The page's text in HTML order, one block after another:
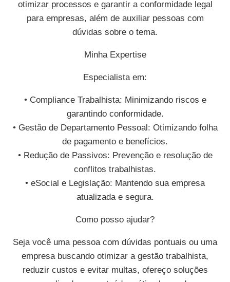
otimizar processos e garantir a conformidade legal
para empresas, além de auxiliar pessoas com
dúvidas sobre o tema.
Minha Expertise
Especialista em:
• Compliance Trabalhista: Minimizando riscos e
garantindo conformidade.
• Gestão de Departamento Pessoal: Otimizando folha
de pagamento e benefícios.
• Redução de Passivos: Prevenção e resolução de
conflitos trabalhistas.
• eSocial e Legislação: Mantendo sua empresa
atualizada e segura.
Como posso ajudar?
Seja você uma pessoa com dúvidas pontuais ou uma
empresa buscando otimizar a gestão trabalhista,
reduzir custos e evitar multas, ofereço soluções